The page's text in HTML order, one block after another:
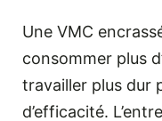
Une VMC
consommer plus
travailler plus dur
d’efficacité.